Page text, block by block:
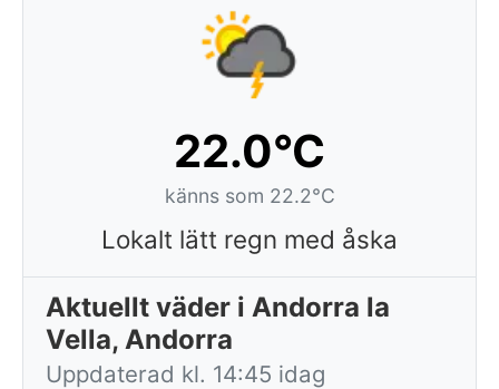
22.0°C
känns som 22.2°C
Lokalt lätt regn med åska
Aktuellt väder i Andorra la
Vella, Andorra
Uppdaterad kl. 14:45 idag